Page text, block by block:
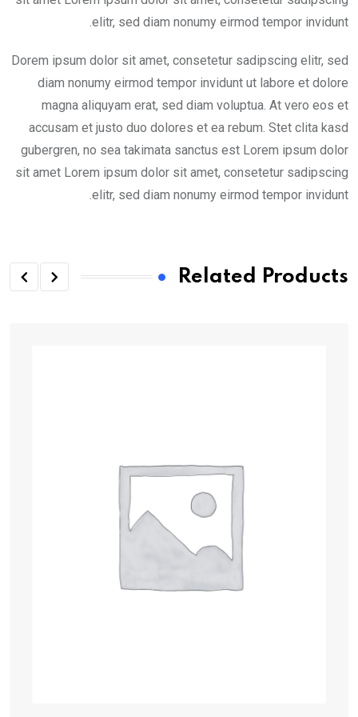
elitr, sed diam nonumy eirmod tempor invidunt.
Dorem ipsum dolor sit amet, consetetur sadipscing elitr, sed
diam nonumy eirmod tempor invidunt ut labore et dolore
magna aliquyam erat, sed diam voluptua. At vero eos et
accusam et justo duo dolores et ea rebum. Stet clita kasd
gubergren, no sea takimata sanctus est Lorem ipsum dolor
sit amet Lorem ipsum dolor sit amet, consetetur sadipscing
elitr, sed diam nonumy eirmod tempor invidunt.
Related Products